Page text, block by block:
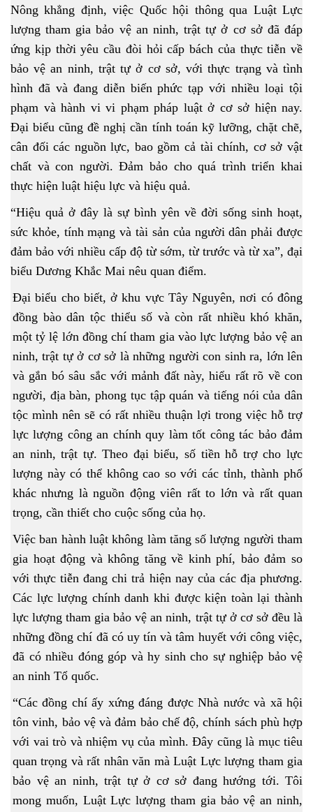
Nông khẳng định, việc Quốc hội thông qua Luật Lực
lượng tham gia bảo vệ an ninh, trật tự ở cơ sở đã đáp
ứng kịp thời yêu cầu đòi hỏi cấp bách của thực tiễn về
bảo vệ an ninh, trật tự ở cơ sở, với thực trạng và tình
hình đã và đang diễn biến phức tạp với nhiều loại tội
phạm và hành vi vi phạm pháp luật ở cơ sở hiện nay.
Đại biểu cũng đề nghị cần tính toán kỹ lưỡng, chặt chẽ,
cân đối các nguồn lực, bao gồm cả tài chính, cơ sở vật
chất và con người. Đảm bảo cho quá trình triển khai
thực hiện luật hiệu lực và hiệu quả.
“Hiệu quả ở đây là sự bình yên về đời sống sinh hoạt,
sức khỏe, tính mạng và tài sản của người dân phải được
đảm bảo với nhiều cấp độ từ sớm, từ trước và từ xa”, đại
biểu Dương Khắc Mai nêu quan điểm.
Đại biểu cho biết, ở khu vực Tây Nguyên, nơi có đông
đồng bào dân tộc thiểu số và còn rất nhiều khó khăn,
một tỷ lệ lớn đồng chí tham gia vào lực lượng bảo vệ an
ninh, trật tự ở cơ sở là những người con sinh ra, lớn lên
và gắn bó sâu sắc với mảnh đất này, hiểu rất rõ về con
người, địa bàn, phong tục tập quán và tiếng nói của dân
tộc mình nên sẽ có rất nhiều thuận lợi trong việc hỗ trợ
lực lượng công an chính quy làm tốt công tác bảo đảm
an ninh, trật tự. Theo đại biểu, số tiền hỗ trợ cho lực
lượng này có thể không cao so với các tỉnh, thành phố
khác nhưng là nguồn động viên rất to lớn và rất quan
trọng, cần thiết cho cuộc sống của họ.
Việc ban hành luật không làm tăng số lượng người tham
gia hoạt động và không tăng về kinh phí, bảo đảm so
với thực tiễn đang chi trả hiện nay của các địa phương.
Các lực lượng chính danh khi được kiện toàn lại thành
lực lượng tham gia bảo vệ an ninh, trật tự ở cơ sở đều là
những đồng chí đã có uy tín và tâm huyết với công việc,
đã có nhiều đóng góp và hy sinh cho sự nghiệp bảo vệ
an ninh Tổ quốc.
“Các đồng chí ấy xứng đáng được Nhà nước và xã hội
tôn vinh, bảo vệ và đảm bảo chế độ, chính sách phù hợp
với vai trò và nhiệm vụ của mình. Đây cũng là mục tiêu
quan trọng và rất nhân văn mà Luật Lực lượng tham gia
bảo vệ an ninh, trật tự ở cơ sở đang hướng tới. Tôi
mong muốn, Luật Lực lượng tham gia bảo vệ an ninh,